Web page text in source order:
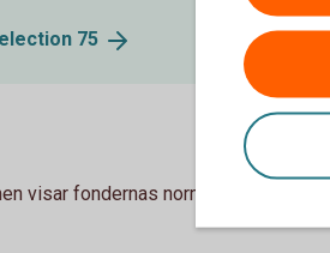
75
visar fondernas normala fördelning.